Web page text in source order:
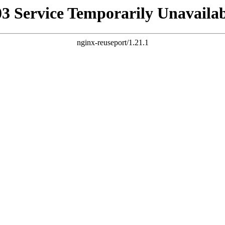
Service Temporarily
nginx-reuseport/1.21.1